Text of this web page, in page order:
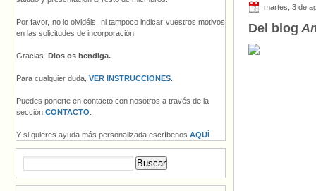
martes, 3 de
Del blog
Por favor, no lo olvidéis, ni tampoco indicar vuestros motivos
en las solicitudes de incorporación.
Gracias. Dios os bendiga.
Para cualquier duda, VER INSTRUCCIONES
Puedes ponerte en contacto con nosotros a través de la
sección CONTACTO
Y si quieres ayuda más personalizada escríbenos AQUÍ